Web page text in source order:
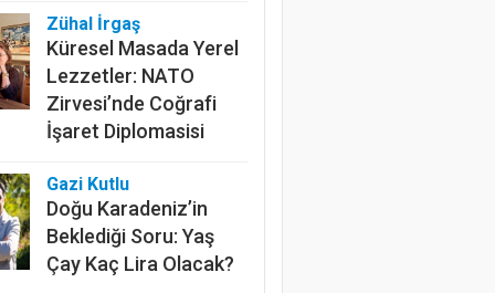
Zühal İrgaş
Küresel Masada Yerel
Lezzetler: NATO
Zirvesi’nde Coğrafi
İşaret Diplomasisi
Gazi Kutlu
Doğu Karadeniz’in
Beklediği Soru: Yaş
Çay Kaç Lira Olacak?